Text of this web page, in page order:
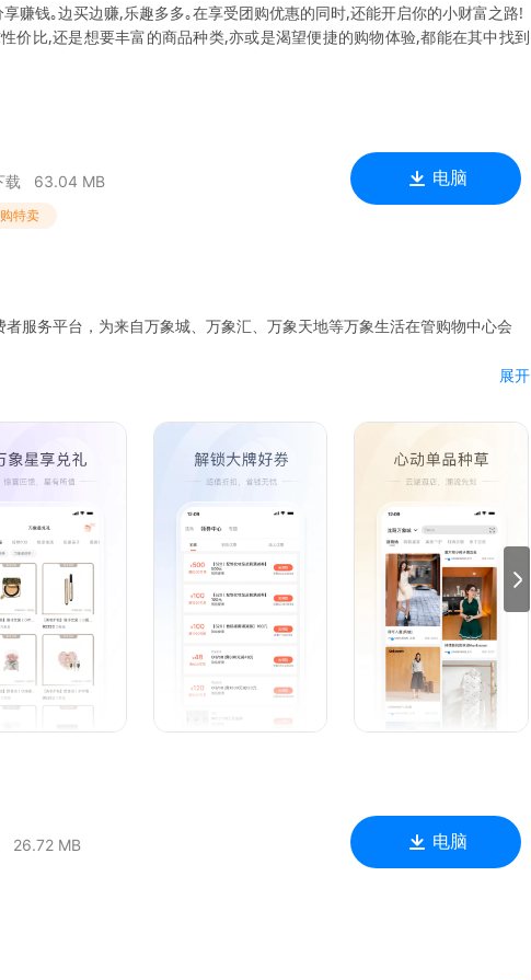
赚钱｡边买边赚,乐趣多多｡在享受团购优惠的同时,还能开启你的小财富之路!
价比,还是想要丰富的商品种类,亦或是渴望便捷的购物体验,都能在其中找到
载 63.04 MB
特卖
电脑
者服务平台，为来自万象城、万象汇、万象天地等万象生活在管购物中心会
牌和商场优惠券
下沙龙、品牌上新等精彩活动
展开
26.72 MB 电脑